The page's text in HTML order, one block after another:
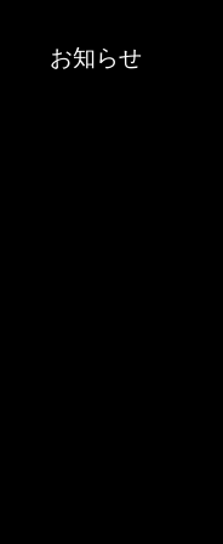
お知らせ